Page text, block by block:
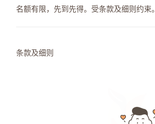
名额有限，先到先得。受条款及细则约束。
条款及细则